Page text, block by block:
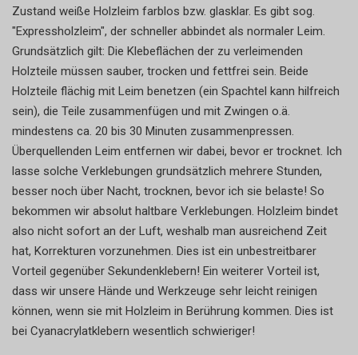
Zustand weiße Holzleim farblos bzw. glasklar. Es gibt sog.
"Expressholzleim", der schneller abbindet als normaler Leim.
Grundsätzlich gilt: Die Klebeflächen der zu verleimenden
Holzteile müssen sauber, trocken und fettfrei sein. Beide
Holzteile flächig mit Leim benetzen (ein Spachtel kann hilfreich
sein), die Teile zusammenfügen und mit Zwingen o.ä.
mindestens ca. 20 bis 30 Minuten zusammenpressen.
Überquellenden Leim entfernen wir dabei, bevor er trocknet. Ich
lasse solche Verklebungen grundsätzlich mehrere Stunden,
besser noch über Nacht, trocknen, bevor ich sie belaste! So
bekommen wir absolut haltbare Verklebungen. Holzleim bindet
also nicht sofort an der Luft, weshalb man ausreichend Zeit
hat, Korrekturen vorzunehmen. Dies ist ein unbestreitbarer
Vorteil gegenüber Sekundenklebern! Ein weiterer Vorteil ist,
dass wir unsere Hände und Werkzeuge sehr leicht reinigen
können, wenn sie mit Holzleim in Berührung kommen. Dies ist
bei Cyanacrylatklebern wesentlich schwieriger!